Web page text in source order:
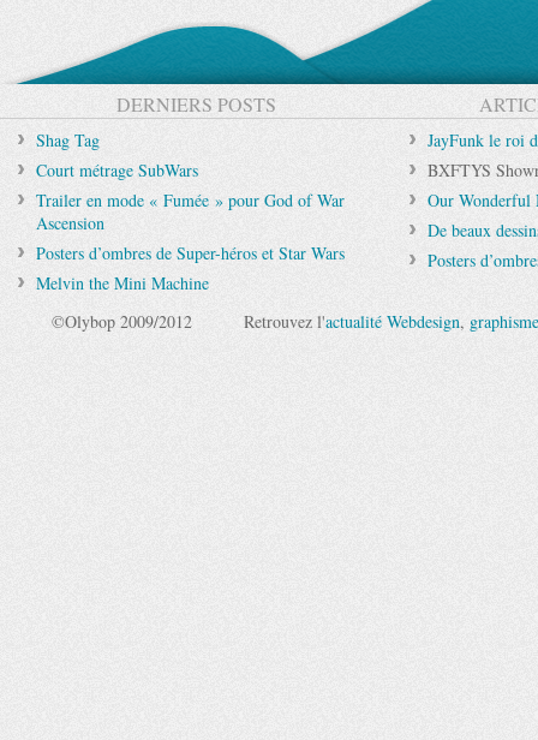
DERNIERS POSTS
Shag Tag
Court métrage SubWars
Trailer en mode « Fumée » pour God of War
Ascension
Posters d’ombres de Super-héros et Star Wars
Melvin the Mini Machine
JayFunk le roi
BXFTYS
Our Wonderful
De beaux
Posters
©Olybop 2009/2012 Retrouvez l'actualité Webdesign, graphisme